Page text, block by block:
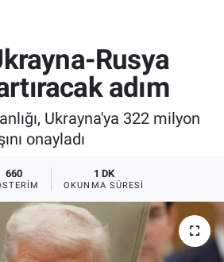
Rusya
adım
Ukrayna'ya 322 milyon
onayladı
660 1 DK
OKUNMA SÜRESI
Evreni
Durumu ve Fikstür